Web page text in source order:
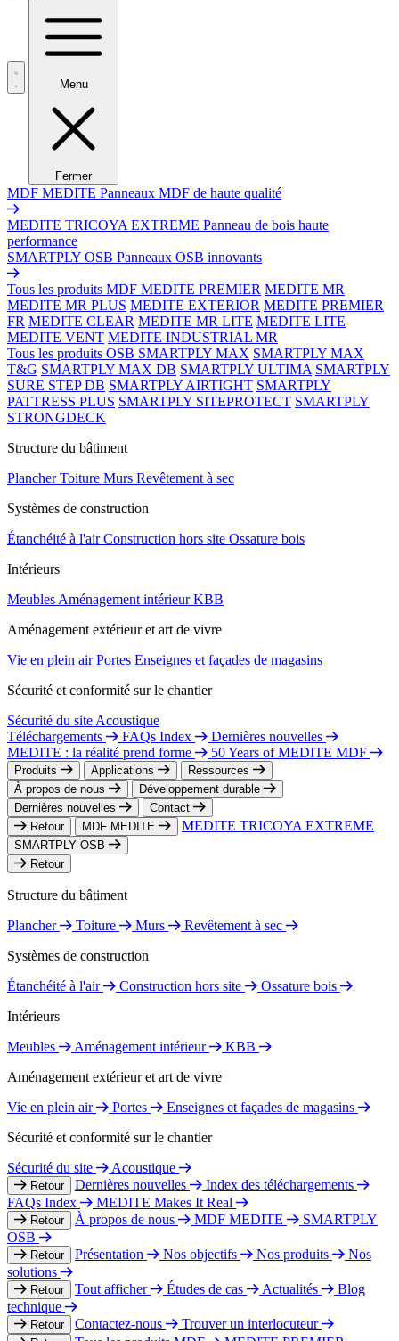
Menu
Fermer
MDF MEDITE Panneaux MDF de haute qualité
MEDITE TRICOYA EXTREME Panneau de bois haute
performance
SMARTPLY OSB Panneaux OSB innovants
Tous les produits MDF MEDITE PREMIER MEDITE MR
MEDITE MR PLUS MEDITE EXTERIOR MEDITE PREMIER
FR MEDITE CLEAR MEDITE MR LITE MEDITE LITE
MEDITE VENT MEDITE INDUSTRIAL MR
Tous les produits OSB SMARTPLY MAX SMARTPLY MAX
T&G SMARTPLY MAX DB SMARTPLY ULTIMA SMARTPLY
SURE STEP DB SMARTPLY AIRTIGHT SMARTPLY
PATTRESS PLUS SMARTPLY SITEPROTECT SMARTPLY
STRONGDECK
Structure du bâtiment
PlancherToiture Murs Revêtement à sec
Systèmes de construction
Étanchéité à l'airConstruction hors site Ossature bois
Intérieurs
Meubles Aménagement intérieurKBB
Aménagement extérieur et art de vivre
Vie en plein airPortes Enseignes et façades de magasins
Sécurité et conformité sur le chantier
Sécurité du site Acoustique
Téléchargements
FAQs Index
Dernières nouvelles
MEDITE : la réalité prend forme
50 Years of MEDITE MDF
Produits Applications
Ressources
À propos de nous
Développement durable
Dernières nouvelles
Contact
Retour
MDF MEDITE MEDITE TRICOYA EXTREME
SMARTPLY OSB
Retour
Structure du bâtiment
Plancher
Toiture Murs
Revêtement à sec
Systèmes de construction
Étanchéité à l'air
Construction hors site
Ossature bois
Intérieurs
Meubles
Aménagement intérieur
KBB
Aménagement extérieur et art de vivre
Vie en plein air
Portes
Enseignes et façades de magasins
Sécurité et conformité sur le chantier
Sécurité du site
Acoustique
Retour Dernières nouvelles
Index des téléchargements
FAQs Index
MEDITE Makes It Real
Retour À propos de nous MDF MEDITE
SMARTPLY
OSB
Retour Présentation Nos objectifs Nos produits
Nos
solutions
Retour Tout afficher Études de cas Actualités
Blog
technique
Retour Contactez-nous Trouver un interlocuteur